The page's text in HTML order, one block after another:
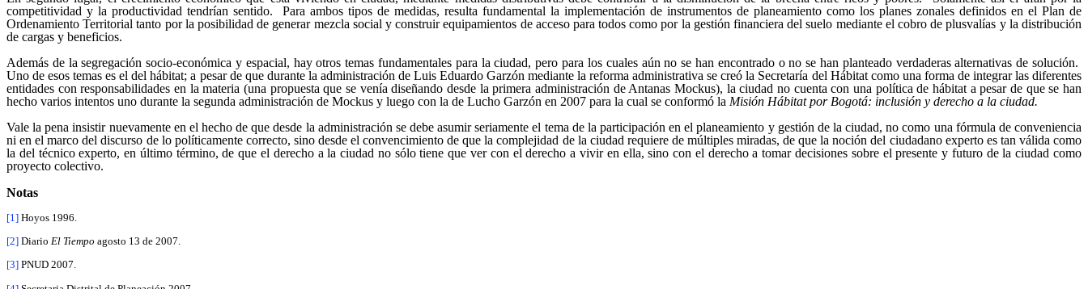
competitividad y la productividad tendrían sentido. Para ambos tipos de medidas, resulta fundamental la implementación de instrumentos de planeamiento como los planes zonales definidos en el Plan de
Ordenamiento Territorial tanto por la posibilidad de generar mezcla social y construir equipamientos de acceso para todos como por la gestión financiera del suelo mediante el cobro de plusvalías y la distribución
de cargas y beneficios.
Además de la segregación socio-económica y espacial, hay otros temas fundamentales para la ciudad, pero para los cuales aún no se han encontrado o no se han planteado verdaderas alternativas de solución.
Uno de esos temas es el del hábitat; a pesar de que durante la administración de Luis Eduardo Garzón mediante la reforma administrativa se creó la Secretaría del Hábitat como una forma de integrar las diferentes
entidades con responsabilidades en la materia (una propuesta que se venía diseñando desde la primera administración de Antanas Mockus), la ciudad no cuenta con una política de hábitat a pesar de que se han
hecho varios intentos uno durante la segunda administración de Mockus y luego con la de Lucho Garzón en 2007 para la cual se conformó la Misión Hábitatpor Bogotá: inclusión y derecho a la ciudad.
Vale la pena insistir nuevamente en el hecho de que desde la administración se debe asumir seriamente el tema de la participación en el planeamiento y gestión de la ciudad, no como una fórmula de conveniencia
ni en el marco del discurso de lo políticamente correcto, sino desde el convencimiento de que la complejidad de la ciudad requiere de múltiples miradas, de que la noción del ciudadano experto es tan válida como
la del técnico experto, en último término, de que el derecho a la ciudad no sólo tiene que ver con el derecho a vivir en ella, sino con el derecho a tomar decisiones sobre el presente y futuro de la ciudad como
proyecto colectivo.
Notas
[1] Hoyos 1996.
[2] Diario El Tiempo agosto 13 de 2007.
[3] PNUD 2007.